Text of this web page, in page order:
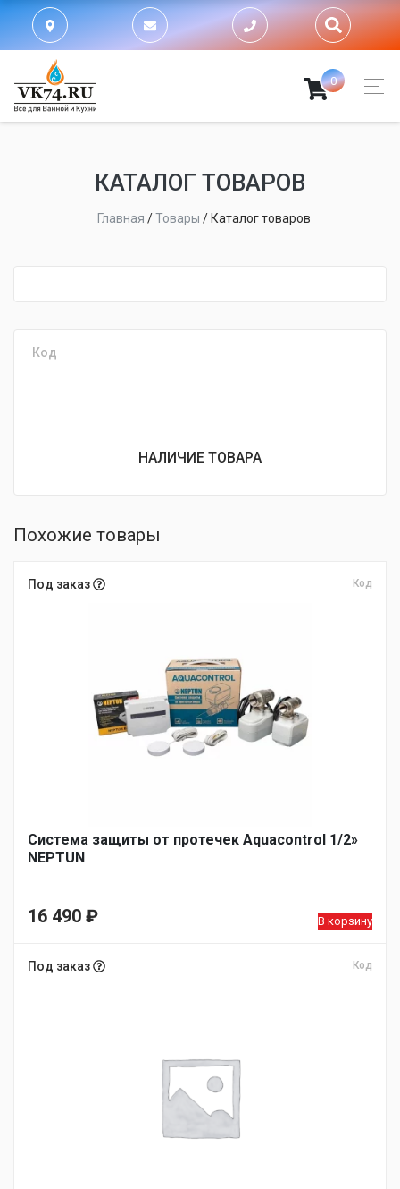
0
КАТАЛОГ ТОВАРОВ
Главная /Товары / Каталог товаров
Код
НАЛИЧИЕ ТОВАРА
Похожие товары
Под заказ Код
Система защиты от протечек Aquacontrol 1/2»
NEPTUN
16 490 ₽ В корзину
Под заказ Код